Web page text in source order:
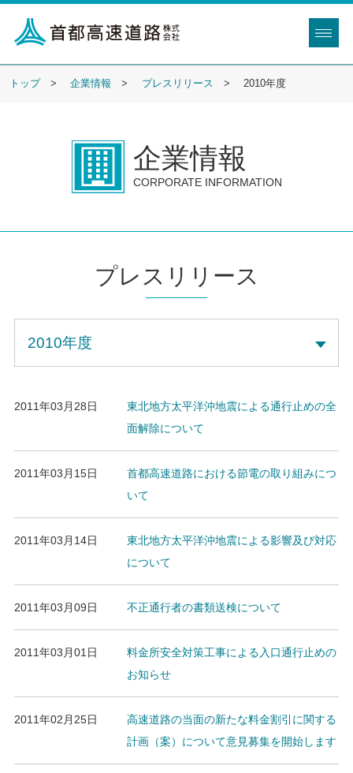
トップ 企業情報 プレスリリース 2010年度
企業情報
CORPORATE INFORMATION
プレスリリース
2011年03月28日
東北地方太平洋沖地震による通行止めの全
面解除について
2011年03月15日
首都高速道路における節電の取り組みにつ
いて
2011年03月14日
東北地方太平洋沖地震による影響及び対応
について
2011年03月09日 不正通行者の書類送検について
2011年03月01日
料金所安全対策工事による入口通行止めの
お知らせ
2011年02月25日
高速道路の当面の新たな料金割引に関する
計画（案）について意見募集を開始します